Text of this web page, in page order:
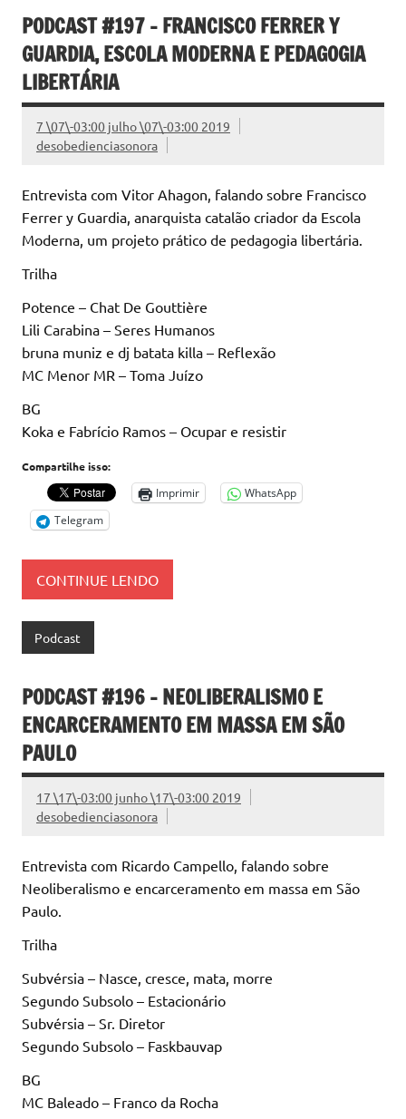
PODCAST #197 – FRANCISCO FERRER Y
GUARDIA, ESCOLA MODERNA E PEDAGOGIA
LIBERTÁRIA
7 \07\-03:00 julho \07\-03:00 2019
desobedienciasonora
Entrevista com Vitor Ahagon, falando sobre Francisco
Ferrer y Guardia, anarquista catalão criador da Escola
Moderna, um projeto prático de pedagogia libertária.
Trilha
Potence – Chat De Gouttière
Lili Carabina – Seres Humanos
bruna muniz e dj batata killa – Reflexão
MC Menor MR – Toma Juízo
BG
Koka e Fabrício Ramos – Ocupar e resistir
Compartilhe isso:
Imprimir
WhatsApp
Telegram
CONTINUE LENDO
Podcast
PODCAST #196 – NEOLIBERALISMO E
ENCARCERAMENTO EM MASSA EM SÃO
PAULO
17 \17\-03:00 junho \17\-03:00 2019
desobedienciasonora
Entrevista com Ricardo Campello, falando sobre
Neoliberalismo e encarceramento em massa em São
Paulo.
Trilha
Subvérsia – Nasce, cresce, mata, morre
Segundo Subsolo – Estacionário
Subvérsia – Sr. Diretor
Segundo Subsolo – Faskbauvap
BG
MC Baleado – Franco da Rocha